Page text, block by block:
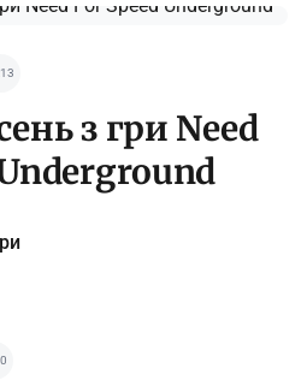
з гри Need